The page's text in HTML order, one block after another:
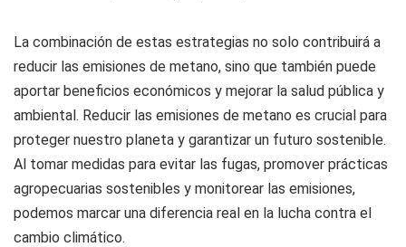
La combinación de estas estrategias no solo contribuirá a
reducir las emisiones de metano, sino que también puede
aportar beneficios económicos y mejorar la salud pública y
ambiental. Reducir las emisiones de metano es crucial para
proteger nuestro planeta y garantizar un futuro sostenible.
Al tomar medidas para evitar las fugas, promover prácticas
agropecuarias sostenibles y monitorear las emisiones,
podemos marcar una diferencia real en la lucha contra el
cambio climático.